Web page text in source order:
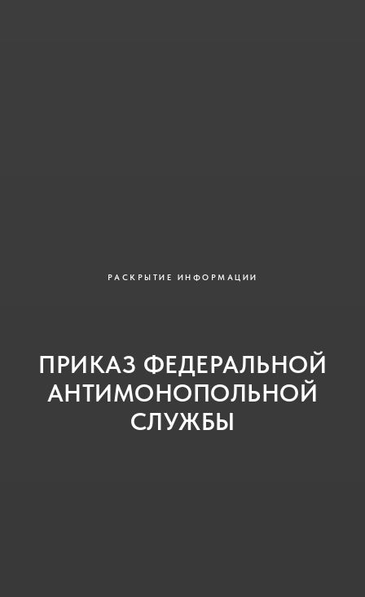
РАСКРЫТИЕ ИНФОРМАЦИИ
ПРИКАЗ ФЕДЕРАЛЬНОЙ
АНТИМОНОПОЛЬНОЙ
СЛУЖБЫ